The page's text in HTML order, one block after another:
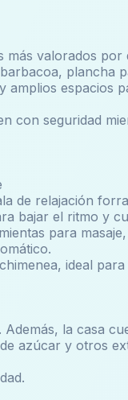
valorados por
plancha
amplios espacios
con seguridad
de relajación
bajar el ritmo y
para
ideal
la casa
azúcar y otros